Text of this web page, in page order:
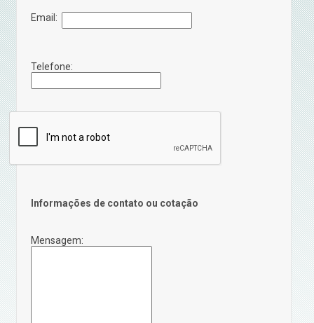
Email:
Telefone:
Informações de contato ou cotação
Mensagem: